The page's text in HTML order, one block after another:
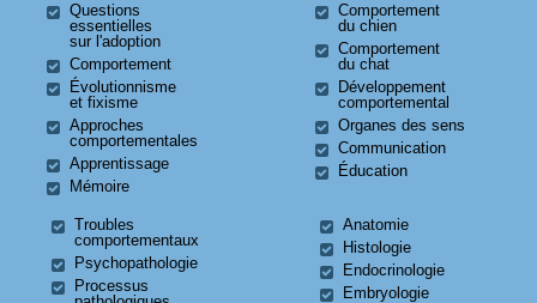
Questions
essentielles
sur l'adoption
Comportement
Évolutionnisme
et fixisme
Approches
comportementales
Apprentissage
Mémoire
Comportement
du chien
Comportement
du chat
Développement
comportemental
Organes des sens
Communication
Éducation
Troubles
comportementaux
Psychopathologie
Processus
Anatomie
Histologie
Endocrinologie
Embryologie